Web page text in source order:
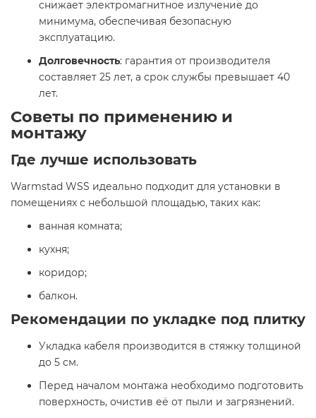
снижает электромагнитное излучение до
минимума, обеспечивая безопасную
эксплуатацию.​
Долговечность: гарантия от производителя
составляет 25 лет, а срок службы превышает 40
лет.​
Советы по применению и
монтажу
Где лучше использовать
Warmstad WSS идеально подходит для установки в
помещениях с небольшой площадью, таких как:​
ванная комната;​
кухня;​
коридор;​
балкон.​
Рекомендации по укладке под плитку
Укладка кабеля производится в стяжку толщиной
до 5 см.​
Перед началом монтажа необходимо подготовить
поверхность, очистив её от пыли и загрязнений.​